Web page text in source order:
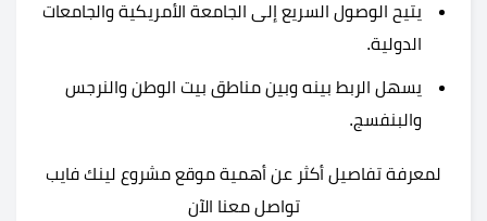
يتيح الوصول السريع إلى الجامعة الأمريكية والجامعات
الدولية.
يسهل الربط بينه وبين مناطق بيت الوطن والنرجس
والبنفسج.
لمعرفة تفاصيل أكثر عن أهمية موقع مشروع لينك فايب
تواصل معنا الآن